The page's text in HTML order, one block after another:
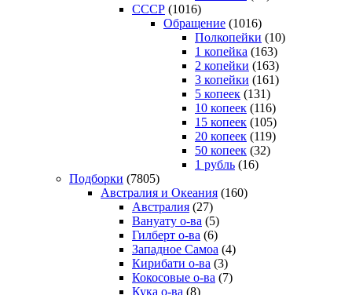
СССР (1016)
Обращение (1016)
Полкопейки (10)
1 копейка (163)
2 копейки (163)
3 копейки (161)
5 копеек (131)
10 копеек (116)
15 копеек (105)
20 копеек (119)
50 копеек (32)
1 рубль (16)
Подборки (7805)
Австралия и Океания (160)
Австралия (27)
Вануату о-ва (5)
Гилберт о-ва (6)
Западное Самоа (4)
Кирибати о-ва (3)
Кокосовые о-ва (7)
Кука о-ва (8)